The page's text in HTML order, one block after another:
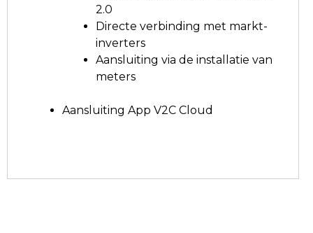
2.0
Directe verbinding met markt-
inverters
Aansluiting via de installatie van
meters
Aansluiting App V2C Cloud